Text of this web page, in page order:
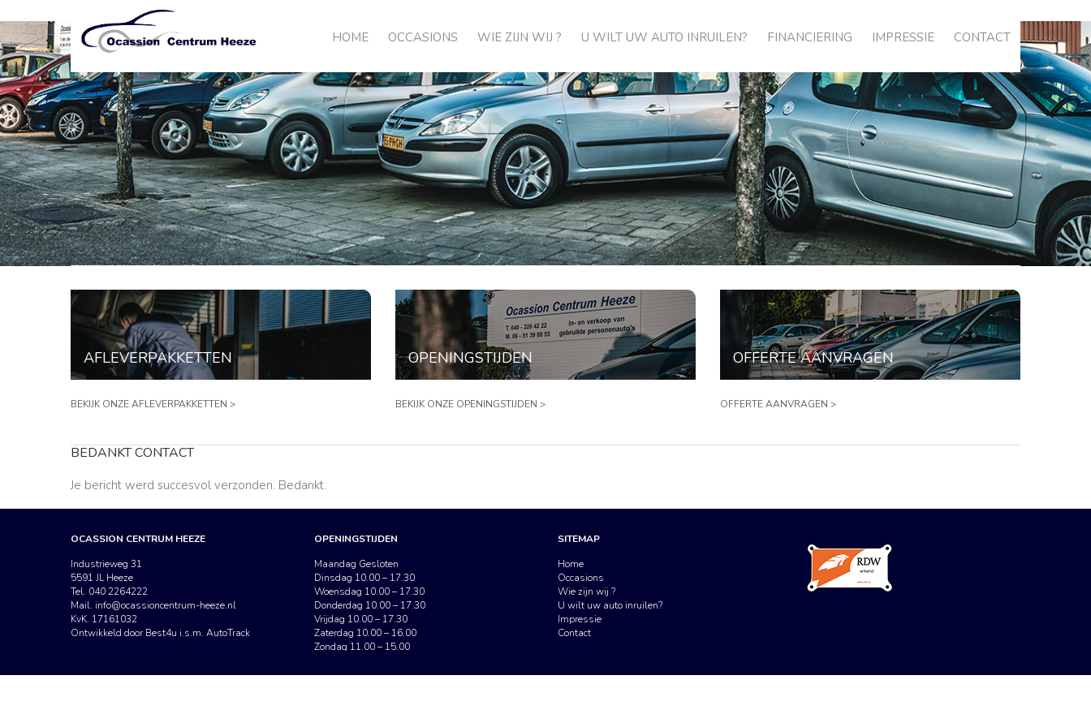
HOME OCCASIONS WIE ZIJN WIJ ? U WILT UW AUTO INRUILEN? FINANCIERING IMPRESSIE CONTACT
AFLEVERPAKKETTEN
BEKIJK ONZE AFLEVERPAKKETTEN >
OPENINGSTIJDEN
BEKIJK ONZE OPENINGSTIJDEN >
OFFERTE AANVRAGEN
OFFERTE AANVRAGEN >
BEDANKT CONTACT
Je bericht werd succesvol verzonden. Bedankt.
OCASSION CENTRUM HEEZE
Industrieweg 31
5591 JL Heeze
Tel. 040 2264222
Mail. info@ocassioncentrum-heeze.nl
KvK. 17161032
Ontwikkeld door Best4u i.s.m. AutoTrack
OPENINGSTIJDEN
Maandag Gesloten
Dinsdag 10.00 – 17.30
Woensdag 10.00 – 17.30
Donderdag 10.00 – 17.30
Vrijdag 10.00 – 17.30
Zaterdag 10.00 – 16.00
Zondag 11.00 – 15.00
SITEMAP
Home
Occasions
Wie zijn wij ?
U wilt uw auto inruilen?
Impressie
Contact